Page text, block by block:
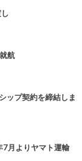
航
ップ契約を締結しま
7月よりヤマト運輸